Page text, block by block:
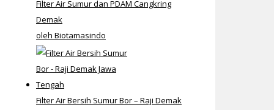
Filter Air Sumur dan PDAM Cangkring
Demak
oleh Biotamasindo
Filter Air Bersih Sumur Bor – Raji Demak